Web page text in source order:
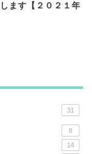
ます【２０２１年
31
8
14